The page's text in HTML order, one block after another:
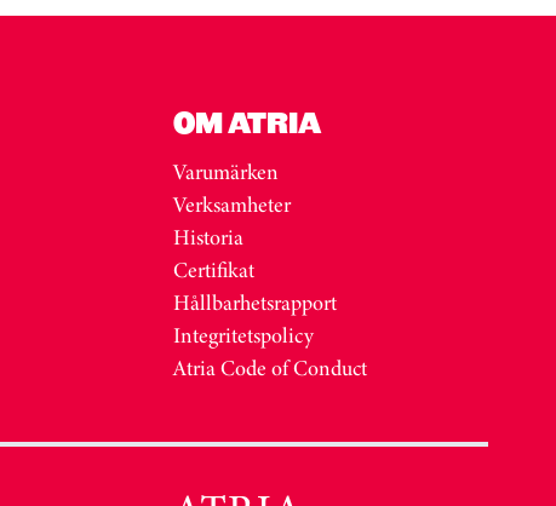
OM ATRIA
Varumärken
Verksamheter
Historia
Certifikat
Hållbarhetsrapport
Integritetspolicy
Atria Code of Conduct